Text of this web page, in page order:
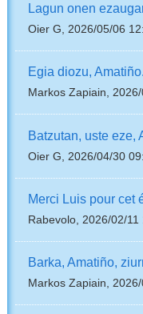
Lagun onen
Oier G, 2026/05/06
Egia diozu,
Markos Zapiain,
Batzutan, uste eze,
Oier G, 2026/04/30
Merci Luis pour cet
Rabevolo, 2026/02/11
Barka, Amatiño,
Markos Zapiain,